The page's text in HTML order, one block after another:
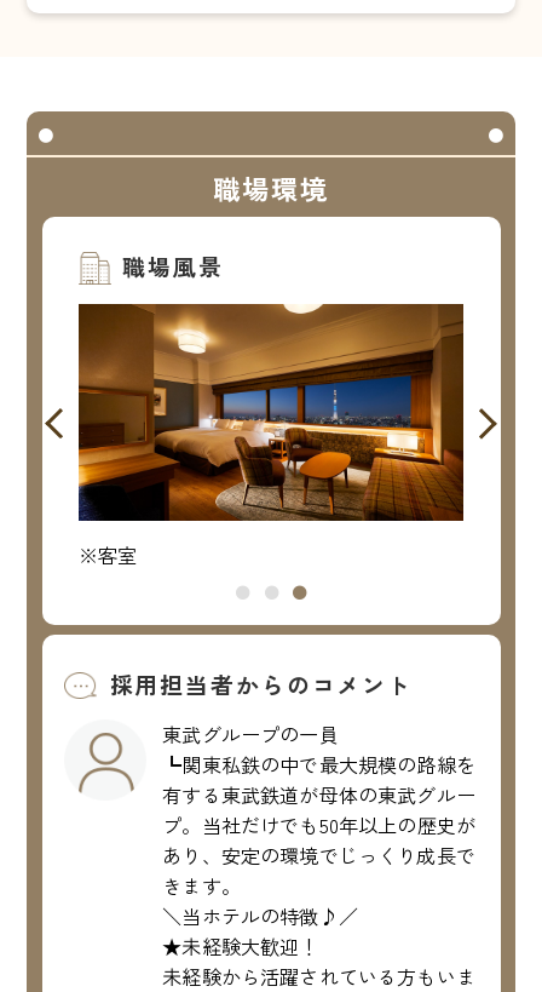
職場環境
職場風景
※客室
採用担当者からのコメント
東武グループの一員
┗関東私鉄の中で最大規模の路線を
有する東武鉄道が母体の東武グルー
プ。当社だけでも50年以上の歴史が
あり、安定の環境でじっくり成長で
きます。
＼当ホテルの特徴♪／
★未経験大歓迎！
未経験から活躍されている方もいま